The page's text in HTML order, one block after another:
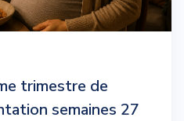
trimestre de
semaines 27